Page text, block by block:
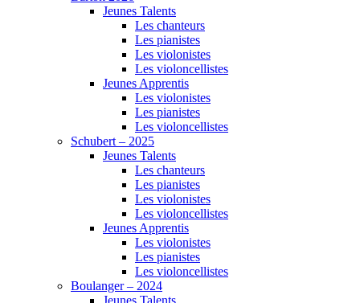
Jeunes Talents
Les chanteurs
Les pianistes
Les violonistes
Les violoncellistes
Jeunes Apprentis
Les violonistes
Les pianistes
Les violoncellistes
Schubert – 2025
Jeunes Talents
Les chanteurs
Les pianistes
Les violonistes
Les violoncellistes
Jeunes Apprentis
Les violonistes
Les pianistes
Les violoncellistes
Boulanger – 2024
Jeunes Talents